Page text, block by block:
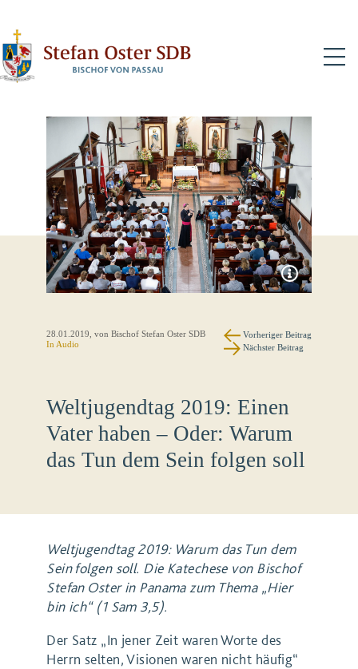
28.01.2019 , von Bischof Stefan Oster SDB
In Audio
Vorheriger Beitrag
Nächster Beitrag
Weltjugendtag 2019: Einen
Vater haben – Oder: Warum
das Tun dem Sein folgen soll
Weltjugendtag 2019: Warum das Tun dem
Sein folgen soll. Die Katechese von Bischof
Stefan Oster in Panama zum Thema „Hier
bin ich“ (1 Sam 3,5).
Der Satz „In jener Zeit waren Worte des
Herrn selten, Visionen waren nicht häufig“